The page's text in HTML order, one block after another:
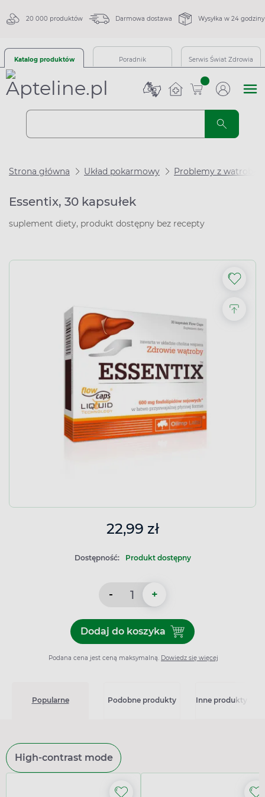
20 000 produktów Darmowa dostawa Wysyłka w 24 godziny
Katalog produktów Poradnik Serwis Świat Zdrowia
sztuk
Strona główna Układ pokarmowy Problemy z watrobą
Essentix, 30 kapsułek
suplement diety, produkt dostępny bez recepty
22,99 zł
Dostępność: Produkt dostępny
- +
Dodaj do koszykaDodaj do koszyka Essentix,
Podana cena jest ceną maksymalną. Dowiedz się więcej
Popularne Podobne produkty Inne produkty z
High-contrast mode